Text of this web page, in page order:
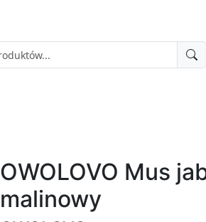
OWOLOVO Mus
malinowy